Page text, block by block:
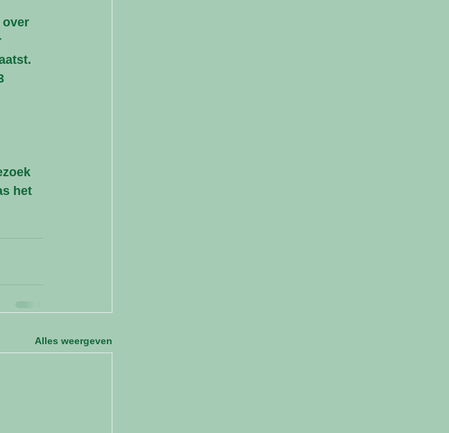
over
het
Alles weergeven